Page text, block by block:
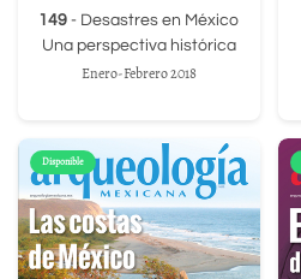
149 - Desastres en México
Una perspectiva histórica
Enero-Febrero 2018
Disponible